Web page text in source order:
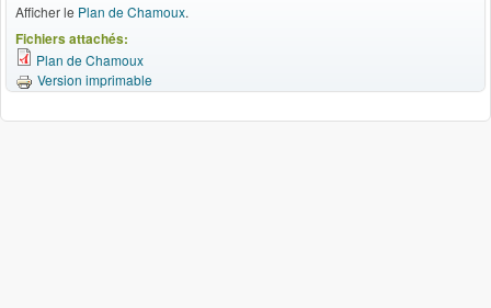
Afficher le Plan de Chamoux.
Fichiers attachés:
Plan de Chamoux
Version imprimable